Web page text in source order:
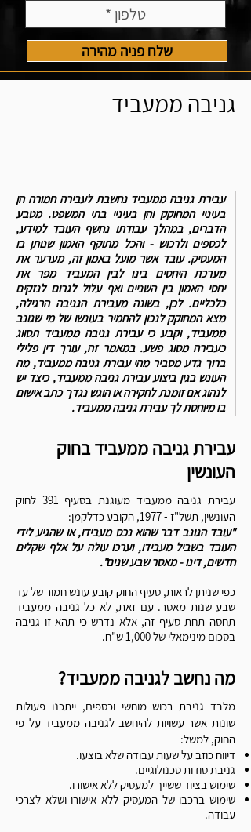
שלח פניה מהירה
גניבה ממעביד
עבירת גניבה ממעביד נחשבת לעבירה חמורה הן
בעיניי המחוקק והן בעיניי בתי המשפט. מטבע
הדברים, במהלך עבודתו נחשף העובד למידע,
לכספים ולרכוש - והכל מתוקף האמון שנותן בו
המעסיק. עובד אשר מועל באמון זה, מערער את
מערכת היחסים בינו לבין המעביד מפר את
יחסי האמון בין השניים ואף עלול לגרום לנזקים
כלכליים. לכן, בשונה מעבירת הגניבה הרגילה,
מצא המחוקק לנכון להחמיר בעונשו של מי שגונב
ממעביד, וקבע כי עבירת גניבה ממעביד תסווג
כעבירה מסוג פשע.במאמר זה, עורך דין פלילי
ברוך גדע מסביר מהי עבירת גניבה ממעביד, מה
העונש בגין ביצוע עבירת גניבה ממעביד, כיצד יש
לנהוג אם זומנת לחקירה או הוגש נגדך כתב אישום
בו מיוחסת לך עבירת גניבה ממעביד.
עבירת גניבה ממעביד בחוק
העונשין
עבירת גניבה ממעביד מעוגנת בסעיף 391 לחוק
העונשין, תשל"ז - 1977, הקובע כדלקמן:
"עובד הגונב דבר שהוא נכס מעבידו, או שהגיע לידי
העובד בשביל מעבידו, וערכו עולה על אלף שקלים
חדשים, דינו - מאסר שבע שנים".
כפי שניתן לראות, סעיף החוק קובע עונש חמור של עד
שבע שנות מאסר. עם זאת, לא כל גניבה ממעביד
תחסה תחת סעיף זה, אלא נדרש כי תהא זו גניבה
בסכום מינימאלי של 1,000 ש"ח.
מה נחשב לגניבה ממעביד?
מלבד גניבת רכוש מוחשי וכספים, ייתכנו פעולות
שונות אשר עשויות להיחשב לגניבה ממעביד על פי
החוק, למשל:
דיווח כוזב על שעות עבודה שלא בוצעו.
גניבת סודות טכנולוגיים.
שימוש בציוד ששייך למעסיק ללא אישורו.
שימוש ברכבו של המעסיק ללא אישורו ושלא לצרכי
עבודה.